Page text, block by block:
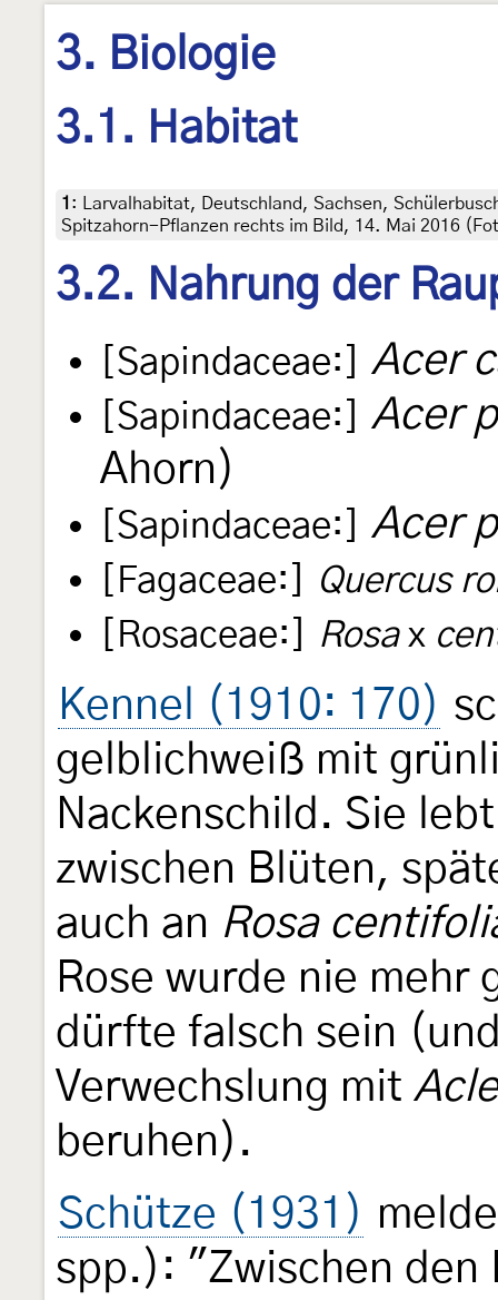
3. Biologie
3.1. Habitat
1 :
Larvalhabitat, Deutschland, Sachsen,
Spitzahorn-Pflanzen rechts im Bild, 14. Mai 2016
3.2. Nahrung der
[Sapindaceae:] Acer
[Sapindaceae:]
Acer
Ahorn)
[Sapindaceae:] Acer
[Fagaceae:]
Quercus
[Rosaceae:]
Rosax
Kennel (1910: 170)
gelblichweiß mit
Nackenschild. Sie
zwischen Blüten,
auch an Rosa
Rose wurde nie
dürfte falsch sein
Verwechslung mit
beruhen).
Schütze (1931)
spp.): "Zwischen den